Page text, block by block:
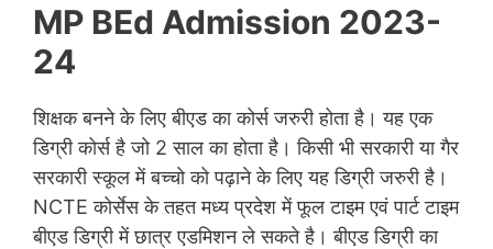
MP BEd Admission 2023-
24
शिक्षक बनने के लिए बीएड का कोर्स जरुरी होता है। यह एक
डिग्री कोर्स है जो 2 साल का होता है। किसी भी सरकारी या गैर
सरकारी स्कूल में बच्चो को पढ़ाने के लिए यह डिग्री जरुरी है।
NCTE कोर्सेस के तहत मध्य प्रदेश में फूल टाइम एवं पार्ट टाइम
बीएड डिग्री में छात्र एडमिशन ले सकते है। बीएड डिग्री का